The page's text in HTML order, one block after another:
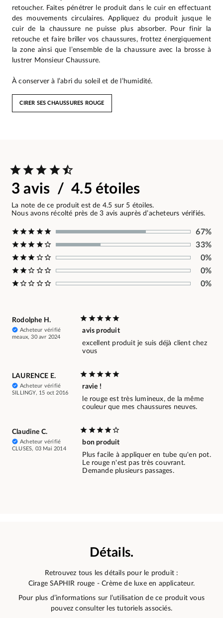
retoucher. Faites pénétrer le produit dans le cuir en effectuant
des mouvements circulaires. Appliquez du produit jusque le
cuir de la chaussure ne puisse plus absorber. Pour finir la
retouche et faire briller vos chaussures, frottez énergiquement
la zone ainsi que l’ensemble de la chaussure avec la brosse à
lustrer Monsieur Chaussure.
À conserver à l’abri du soleil et de l’humidité.
CIRER SES CHAUSSURES ROUGE
3 avis / 4.5 étoiles
La note de ce produit est de 4.5 sur 5 étoiles.
Nous avons récolté près de 3 avis auprès d’acheteurs vérifiés.
67%
33%
0%
0%
0%
Rodolphe H.
Acheteur vérifié
meaux, 30 avr 2024
avis produit
excellent produit je suis déjà client chez
vous
LAURENCE E.
Acheteur vérifié
SILLINGY, 15 oct 2016
ravie !
le rouge est très lumineux, de la même
couleur que mes chaussures neuves.
Claudine C.
Acheteur vérifié
CLUSES, 03 Mai 2014
bon produit
Plus facile à appliquer en tube qu'en pot.
Le rouge n'est pas très couvrant.
Demande plusieurs passages.
Détails.
Retrouvez tous les détails pour le produit :
Cirage SAPHIR rouge - Crème de luxe en applicateur.
Pour plus d’informations sur l’utilisation de ce produit vous
pouvez consulter les tutoriels associés.